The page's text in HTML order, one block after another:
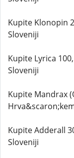
Kupite Klonopin
Sloveniji
Kupite Lyrica
Sloveniji
Kupite Mandrax
Kupite Adderall
Sloveniji